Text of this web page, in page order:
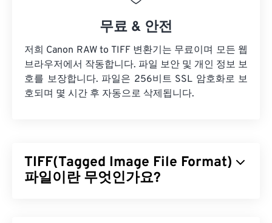
무료 & 안전
저희 Canon RAW to TIFF 변환기는 무료이며 모든 웹
브라우저에서 작동합니다. 파일 보안 및 개인 정보 보
호를 보장합니다. 파일은 256비트 SSL 암호화로 보
호되며 몇 시간 후 자동으로 삭제됩니다.
TIFF(Tagged Image File Format)
파일이란 무엇인가요?